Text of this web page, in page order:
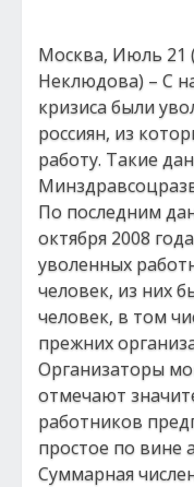
Москва, Июль 21
Неклюдова) – С
кризиса были
россиян, из
работу. Такие
По последним
октября 2008
уволенных
человек, из них
человек, в том
прежних
Организаторы
отмечают
работников
простое по вине
Суммарная